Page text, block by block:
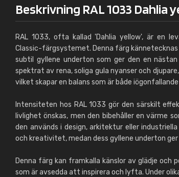
Beskrivning RAL 1033 Dahlia
RAL 1033, ofta kallad 'Dahlia yellow', är en
Classic-färgsystemet. Denna färg kännetecknas
subtil gyllene underton som ger den en
spektrat av rena, soliga gula nyanser och
vilket skapar en balans som är både
Intensiteten hos RAL 1033 gör den särskilt
livlighet önskas, men den bibehåller en värme
den används i design, arkitektur eller
och kreativitet, medan dess gyllene underton
Denna färg kan framkalla känslor av glädje
som är avsedda att inspirera och lyfta. Under